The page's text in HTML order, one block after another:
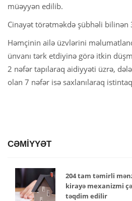
müəyyən edilib.
Cinayət törətməkdə şübhəli bilinən
Həmçinin ailə üzvlərini
ünvanı tərk etdiyinə görə itkin
2 nəfər tapılaraq aidiyyəti üzrə,
olan 7 nəfər isə saxlanılaraq
CƏMİYYƏT
204 tam təmirli
kirayə mexanizmi
təqdim edilir